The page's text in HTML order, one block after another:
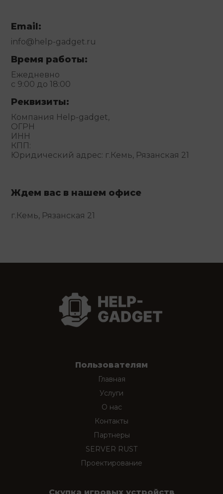
Email:
info@help-gadget.ru
Время работы:
Ежедневно
с 9:00 до 18:00
Реквизиты:
Компания Help-gadget,
ОГРН
ИНН
КПП:
Юридический адрес: г.Кемь, Рязанская 21
Ждем вас в нашем офисе
г.Кемь, Рязанская 21
Пользователям
Главная
Услуги
О нас
Контакты
Партнеры
SERVER RUST
Проектирование